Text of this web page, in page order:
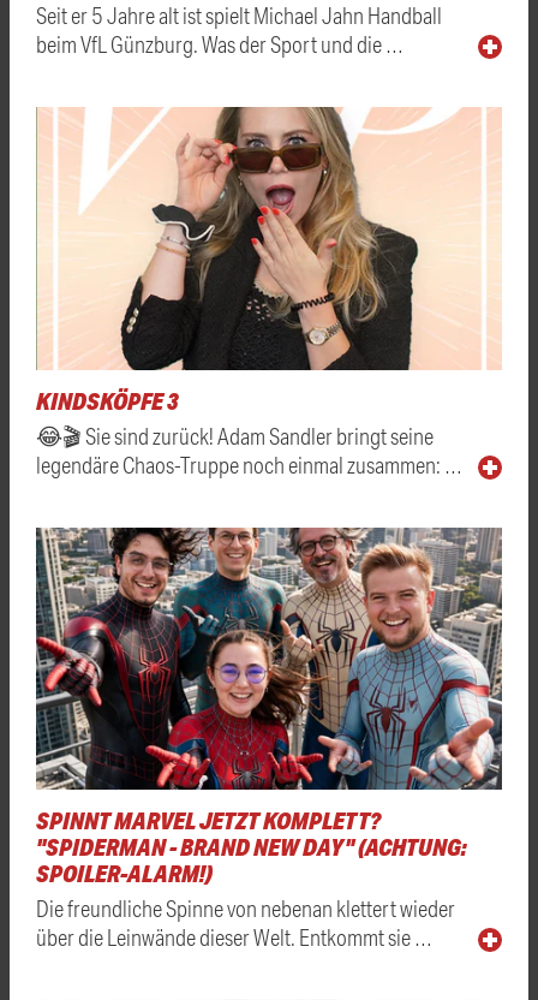
Seit er 5 Jahre alt ist spielt Michael Jahn Handball
beim VfL Günzburg. Was der Sport und die …
KINDSKÖPFE 3
😂🎬 Sie sind zurück! Adam Sandler bringt seine
legendäre Chaos-Truppe noch einmal zusammen: …
SPINNT MARVEL JETZT KOMPLETT?
"SPIDERMAN - BRAND NEW DAY" (ACHTUNG:
SPOILER-ALARM!)
Die freundliche Spinne von nebenan klettert wieder
über die Leinwände dieser Welt. Entkommt sie …